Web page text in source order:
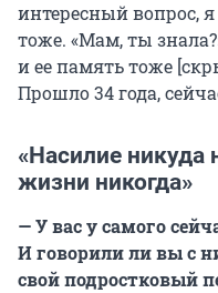
интересный вопрос,
тоже. «Мам, ты
и ее память тоже
Прошло 34 года,
«Насилие никуда
жизни никогда»
— У вас у самого
И говорили ли вы с
свой подростковый